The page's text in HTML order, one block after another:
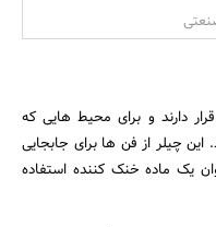
دارند و برای محیط هایی که
چیلر از فن ها برای جابجایی
یک ماده خنک کننده استفاده